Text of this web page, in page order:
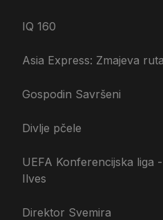
IQ 160
Asia Express: Zmajeva ruta
Gospodin Savršeni
Divlje pčele
UEFA Konferencijska liga
Ilves
Direktor Svemira